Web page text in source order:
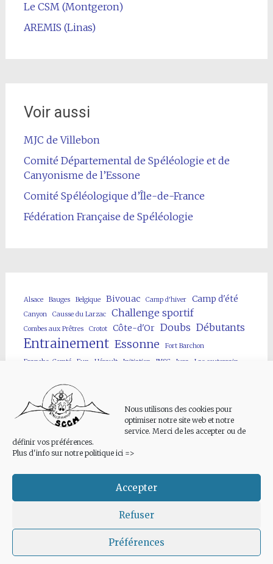
Nous utilisons des cookies pour
optimiser notre site web et notre
service. Merci de les accepter ou de
définir vos préférences.
Plus d'info sur notre politique ici =>
Accepter
Refuser
Préférences
Le CSM (Montgeron)
AREMIS (Linas)
Voir aussi
MJC de Villebon
Comité Départemental de Spéléologie et de
Canyonisme de l’Essone
Comité Spéléologique d’Île-de-France
Fédération Française de Spéléologie
Alsace Bauges Belgique Bivouac Camp d'hiver Camp d'été
Canyon Causse du Larzac Challenge sportif
Combes aux Prêtres Crotot Côte-d'Or Doubs Débutants
Entrainement Essonne
Fort Barchon
Franche-Comté
Fun Hérault Initiation JNSC Jura
Lac souterrain
Public Puiselet
Site artificiel Spéléo Spéléofolies
Techniques sur cordes Vercors Verneau
Viaduc des Fauvettes
Politique de confidentialité
Spéléo Club des Chiroquois Migrateurs
rights reserved. ThèmeRadiatepar ThemeGrill. Powered by